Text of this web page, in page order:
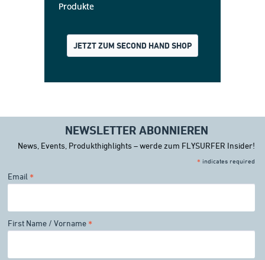
Produkte
JETZT ZUM SECOND HAND SHOP
NEWSLETTER ABONNIEREN
News, Events, Produkthighlights – werde zum FLYSURFER Insider!
* indicates required
Email *
First Name / Vorname *